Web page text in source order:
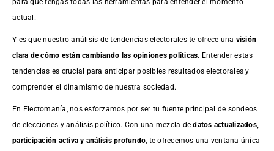
actual.
Y es que nuestro análisis de tendencias electorales te ofrece una visión
clara de cómo están cambiando las opiniones políticas. Entender estas
tendencias es crucial para anticipar posibles resultados electorales y
comprender el dinamismo de nuestra sociedad.
En Electomanía, nos esforzamos por ser tu fuente principal de sondeos
de elecciones y análisis político. Con una mezcla dedatos actualizados,
participación activa y análisis profundo , te ofrecemos una ventana única